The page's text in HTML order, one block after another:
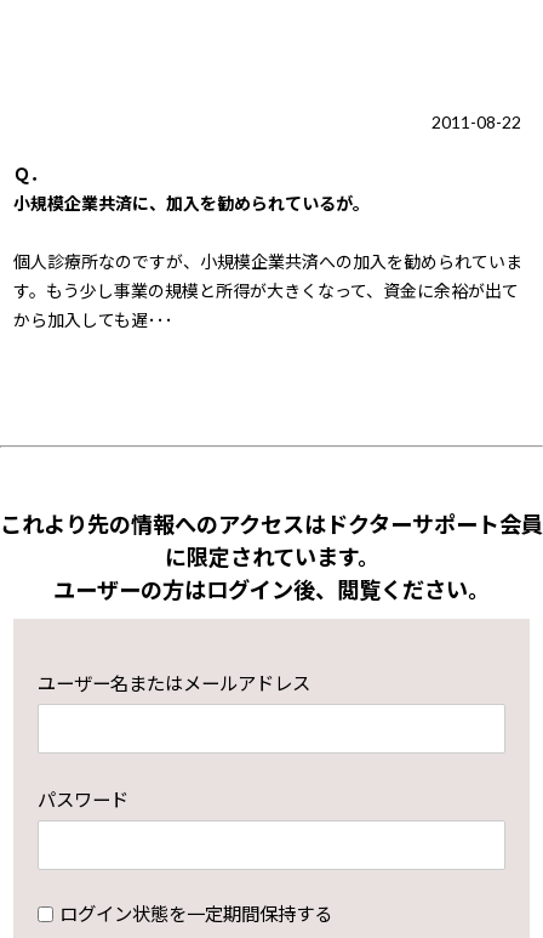
2011-08-22
Ｑ．
小規模企業共済に、加入を勧められているが。
個人診療所なのですが、小規模企業共済への加入を勧められていま
す。もう少し事業の規模と所得が大きくなって、資金に余裕が出て
から加入しても遅･･･
これより先の情報へのアクセスはドクターサポート会員
に限定されています。
ユーザーの方はログイン後、閲覧ください。
ユーザー名またはメールアドレス
パスワード
ログイン状態を一定期間保持する